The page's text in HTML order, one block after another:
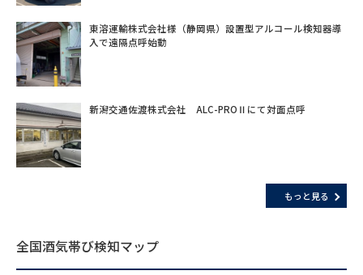
東溶運輸株式会社様（静岡県）設置型アルコール検知器導
入で遠隔点呼始動
新潟交通佐渡株式会社 ALC-PROⅡにて対面点呼
もっと見る
全国酒気帯び検知マップ